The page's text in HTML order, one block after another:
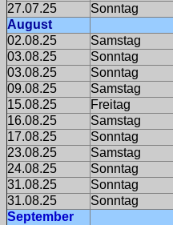
27.07.25
Sonntag
August
02.08.25
Samstag
03.08.25
Sonntag
03.08.25
Sonntag
09.08.25
Samstag
15.08.25
Freitag
16.08.25
Samstag
17.08.25
Sonntag
23.08.25
Samstag
24.08.25
Sonntag
31.08.25
Sonntag
31.08.25
Sonntag
September